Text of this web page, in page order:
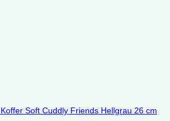
Soft Cuddly Friends Hellgrau 26 cm